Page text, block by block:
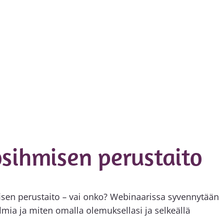
perustaito
perustaito – vai onko? Webinaarissa syvennytään
ja miten omalla olemuksellasi ja selkeällä